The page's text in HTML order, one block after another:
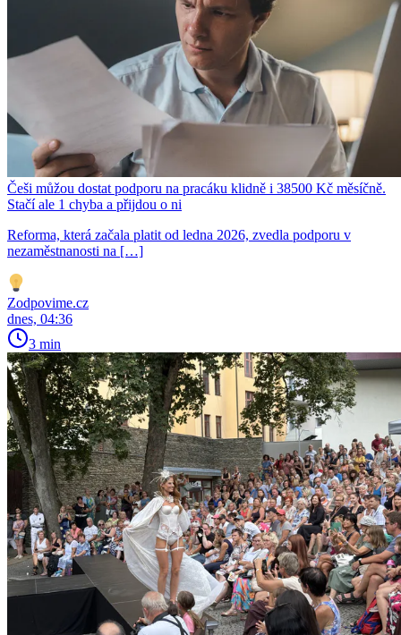
Češi můžou dostat podporu na pracáku klidně i 38500 Kč měsíčně.
Stačí ale 1 chyba a přijdou o ni
Reforma, která začala platit od ledna 2026, zvedla podporu v
nezaměstnanosti na […]
Zodpovime.cz
dnes, 04:36
3 min